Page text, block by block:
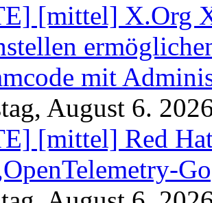
[mittel] X.Org
mit
August 6.
[mittel] Red